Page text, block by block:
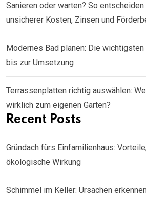
Sanieren oder warten? So
unsicherer Kosten, Zinsen und
Modernes Bad planen: Die
bis zur Umsetzung
Terrassenplatten richtig auswählen:
wirklich zum eigenen Garten?
Recent Posts
Gründach fürs Einfamilienhaus:
ökologische Wirkung
Schimmel im Keller: Ursachen